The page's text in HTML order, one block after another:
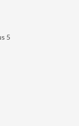
5